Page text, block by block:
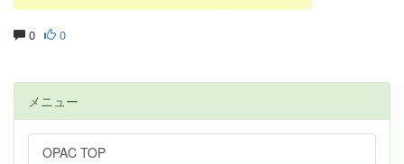
0 0
メニュー
OPAC TOP